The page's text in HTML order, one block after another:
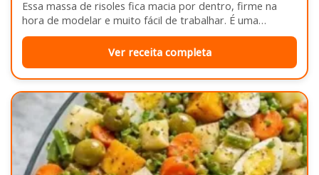
Essa massa de risoles fica macia por dentro, firme na
hora de modelar e muito fácil de trabalhar. É uma…
Ver receita completa